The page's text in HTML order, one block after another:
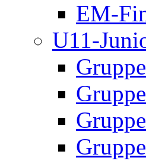
EM-
U11-